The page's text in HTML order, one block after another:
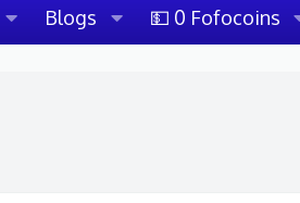
Blogs 💵 0 Fofocoins